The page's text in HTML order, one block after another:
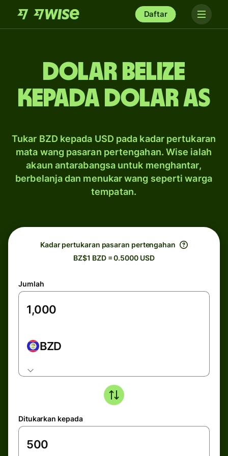
Daftar
dolar Belize
kepada dolar AS
Tukar BZD kepada USD pada kadar pertukaran
mata wang pasaran pertengahan. Wise ialah
akaun antarabangsa untuk menghantar,
berbelanja dan menukar wang seperti warga
tempatan.
Kadar pertukaran pasaran pertengahan
BZ$1 BZD = 0.5000 USD
Jumlah
BZD
Ditukarkan kepada